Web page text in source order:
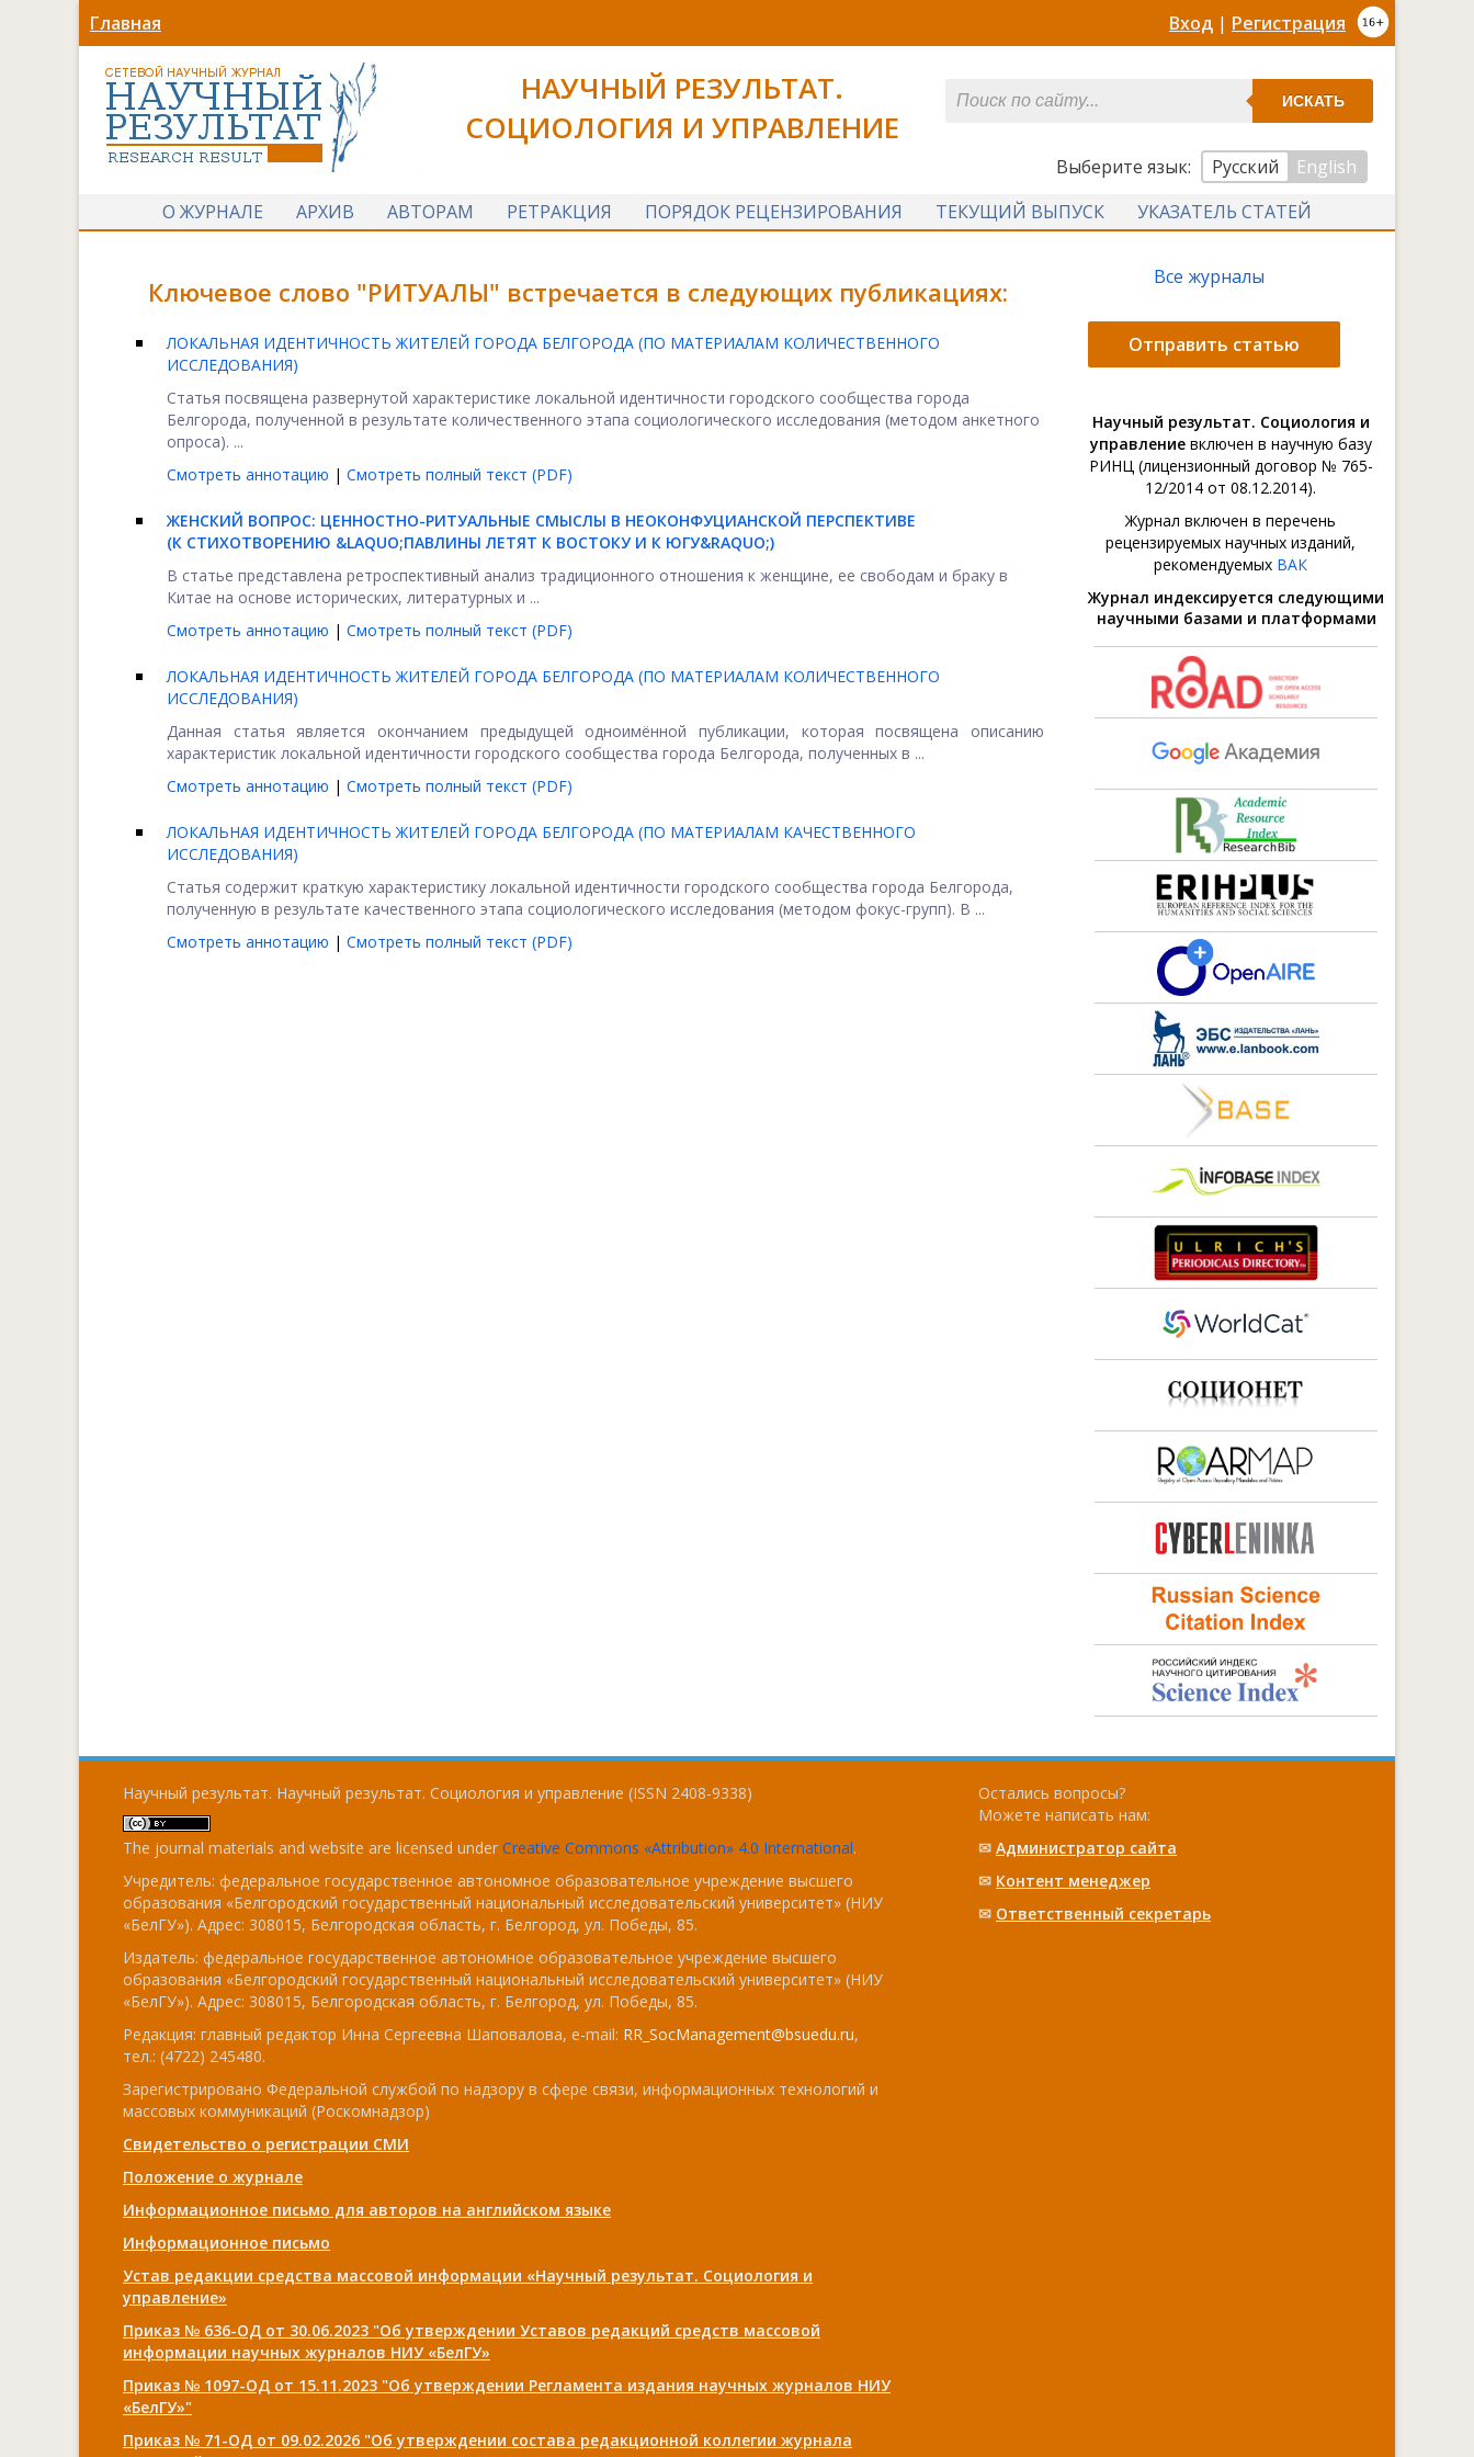
Главная Вход | Регистрация
НАУЧНЫЙ РЕЗУЛЬТАТ.
СОЦИОЛОГИЯ И УПРАВЛЕНИЕ
ИСКАТЬ
Выберите язык: Русский
English
О ЖУРНАЛЕ
АРХИВ АВТОРАМ РЕТРАКЦИЯ ПОРЯДОК РЕЦЕНЗИРОВАНИЯ ТЕКУЩИЙ ВЫПУСК УКАЗАТЕЛЬ СТАТЕЙ
Ключевое слово "РИТУАЛЫ" встречается в следующих публикациях:
ЛОКАЛЬНАЯ ИДЕНТИЧНОСТЬ ЖИТЕЛЕЙ ГОРОДА БЕЛГОРОДА (ПО МАТЕРИАЛАМ КОЛИЧЕСТВЕННОГО
ИССЛЕДОВАНИЯ)
Статья посвящена развернутой характеристике локальной идентичности городского сообщества города
Белгорода, полученной в результате количественного этапа социологического исследования (методом анкетного
опроса). ...
Смотреть аннотацию | Смотреть полный текст (PDF)
ЖЕНСКИЙ ВОПРОС: ЦЕННОСТНО-РИТУАЛЬНЫЕ СМЫСЛЫ В НЕОКОНФУЦИАНСКОЙ ПЕРСПЕКТИВЕ
(К СТИХОТВОРЕНИЮ &LAQUO;ПАВЛИНЫ ЛЕТЯТ К ВОСТОКУ И К ЮГУ&RAQUO;)
В статье представлена ретроспективный анализ традиционного отношения к женщине, ее свободам и браку в
Китае на основе исторических, литературных и ...
Смотреть аннотацию | Смотреть полный текст (PDF)
ЛОКАЛЬНАЯ ИДЕНТИЧНОСТЬ ЖИТЕЛЕЙ ГОРОДА БЕЛГОРОДА (ПО МАТЕРИАЛАМ КОЛИЧЕСТВЕННОГО
ИССЛЕДОВАНИЯ)
Данная статья является окончанием предыдущей одноимённой публикации, которая посвящена описанию
характеристик локальной идентичности городского сообщества города Белгорода, полученных в ...
Смотреть аннотацию | Смотреть полный текст (PDF)
ЛОКАЛЬНАЯ ИДЕНТИЧНОСТЬ ЖИТЕЛЕЙ ГОРОДА БЕЛГОРОДА (ПО МАТЕРИАЛАМ КАЧЕСТВЕННОГО
ИССЛЕДОВАНИЯ)
Статья содержит краткую характеристику локальной идентичности городского сообщества города Белгорода,
полученную в результате качественного этапа социологического исследования (методом фокус-групп). В ...
Смотреть аннотацию | Смотреть полный текст (PDF)
Все журналы
Отправить статью
Научный результат. Социология и
управлениевключен в научную базу
РИНЦ (лицензионный договор № 765-
12/2014 от 08.12.2014).
Журнал включен в перечень
рецензируемых научных изданий,
рекомендуемых ВАК
Журнал индексируется следующими
научными базами и платформами
Научный результат. Научный результат. Социология и управление (ISSN 2408-9338)
The journal materials and website are licensed under Creative Commons «Attribution» 4.0 International.
Учредитель: федеральное государственное автономное образовательное учреждение высшего
образования «Белгородский государственный национальный исследовательский университет» (НИУ
«БелГУ»). Адрес: 308015, Белгородская область, г. Белгород, ул. Победы, 85.
Издатель: федеральное государственное автономное образовательное учреждение высшего
образования «Белгородский государственный национальный исследовательский университет» (НИУ
«БелГУ»). Адрес: 308015, Белгородская область, г. Белгород, ул. Победы, 85.
Редакция: главный редактор Инна Сергеевна Шаповалова, e-mail: RR_SocManagement@bsuedu.ru,
тел.: (4722) 245480.
Зарегистрировано Федеральной службой по надзору в сфере связи, информационных технологий и
массовых коммуникаций (Роскомнадзор)
Свидетельство о регистрации СМИ
Положение о журнале
Информационное письмо для авторов на английском языке
Информационное письмо
Устав редакции средства массовой информации «Научный результат. Социология и
управление»
Приказ № 636-ОД от 30.06.2023 "Об утверждении Уставов редакций средств массовой
информации научных журналов НИУ «БелГУ»
Приказ № 1097-ОД от 15.11.2023 "Об утверждении Регламента издания научных журналов НИУ
«БелГУ»"
Приказ № 71-ОД от 09.02.2026 "Об утверждении состава редакционной коллегии журнала
Остались вопросы?
Можете написать нам:
✉ Администратор сайта
✉ Контент менеджер
✉ Ответственный cекретарь